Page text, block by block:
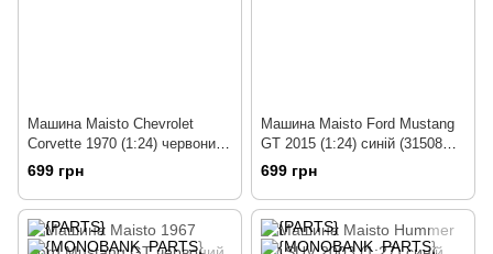
Машина Maisto Chevrolet
Corvette 1970 (1:24) червоний
(31202 red)
699 грн
Машина Maisto Ford Mustang
GT 2015 (1:24) синій (31508
blue)
699 грн